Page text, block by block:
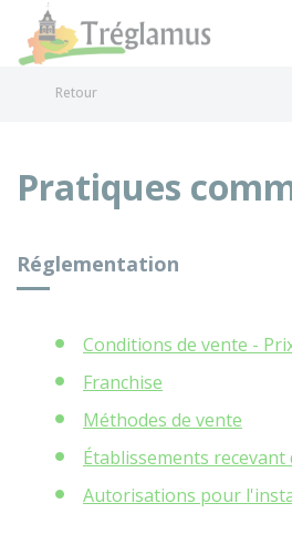
Retour
Pratiques
Réglementation
Conditions de vente -
Franchise
Méthodes de vente
Établissements recevant
Autorisations pour